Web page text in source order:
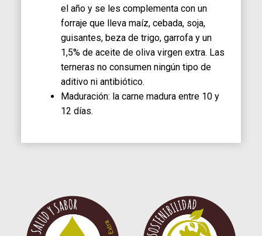
el año y se les complementa con un
forraje que lleva maíz, cebada, soja,
guisantes, beza de trigo, garrofa y un
1,5% de aceite de oliva virgen extra. Las
terneras no consumen ningún tipo de
aditivo ni antibiótico.
Maduración: la carne madura entre 10 y
12 días.